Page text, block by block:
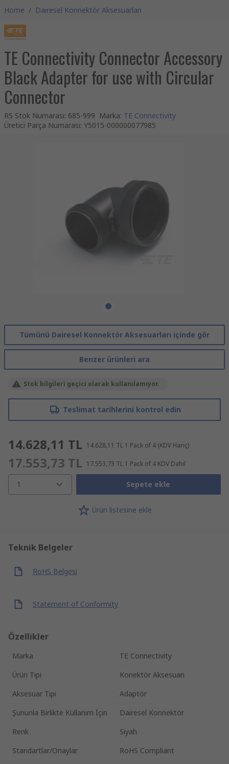
Home / Dairesel Konnektör Aksesuarları
TE Connectivity Connector Accessory
Black Adapter for use with Circular
Connector
RS Stok Numarası: 685-999 Marka: TE Connectivity
Üretici Parça Numarası: Y5015-000000077985
Tümünü Dairesel Konnektör Aksesuarları içinde gör
Benzer ürünleri ara
Stok bilgileri geçici olarak kullanılamıyor.
Teslimat tarihlerini kontrol edin
14.628,11 TL 14.628,11 TL 1 Pack of 4 (KDV Hariç)
17.553,73 TL 17.553,73 TL 1 Pack of 4 KDV Dahil
1 Sepete ekle
Ürün listesine ekle
Teknik Belgeler
RoHS Belgesi
Statement of Conformity
Özellikler
Marka
TE Connectivity
Ürün Tipi
Konektör Aksesuarı
Aksesuar Tipi
Adaptör
Şununla Birlikte Kullanım İçin
Dairesel Konnektör
Renk
Siyah
Standartlar/Onaylar
RoHS Compliant